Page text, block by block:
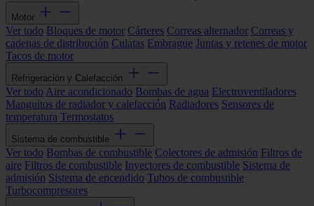
Motor
Ver todo Bloques de motor Cárteres Correas alternador Correas y
cadenas de distribución Culatas Embrague Juntas y retenes de motor
Tacos de motor
Refrigeración y Calefacción
Ver todo Aire acondicionado Bombas de agua Electroventiladores
Manguitos de radiador y calefacción Radiadores Sensores de
temperatura Termostatos
Sistema de combustible
Ver todo Bombas de combustible Colectores de admisión Filtros de
aire Filtros de combustible Inyectores de combustible Sistema de
admisión Sistema de encendido Tubos de combustible
Turbocompresores